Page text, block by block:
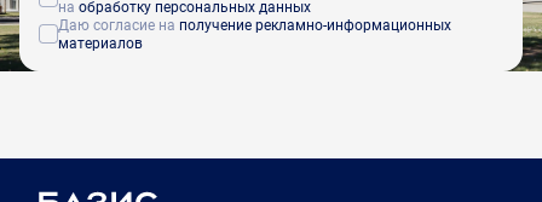
на обработку персональных данных
Даю согласие на получение рекламно-информационных
материалов